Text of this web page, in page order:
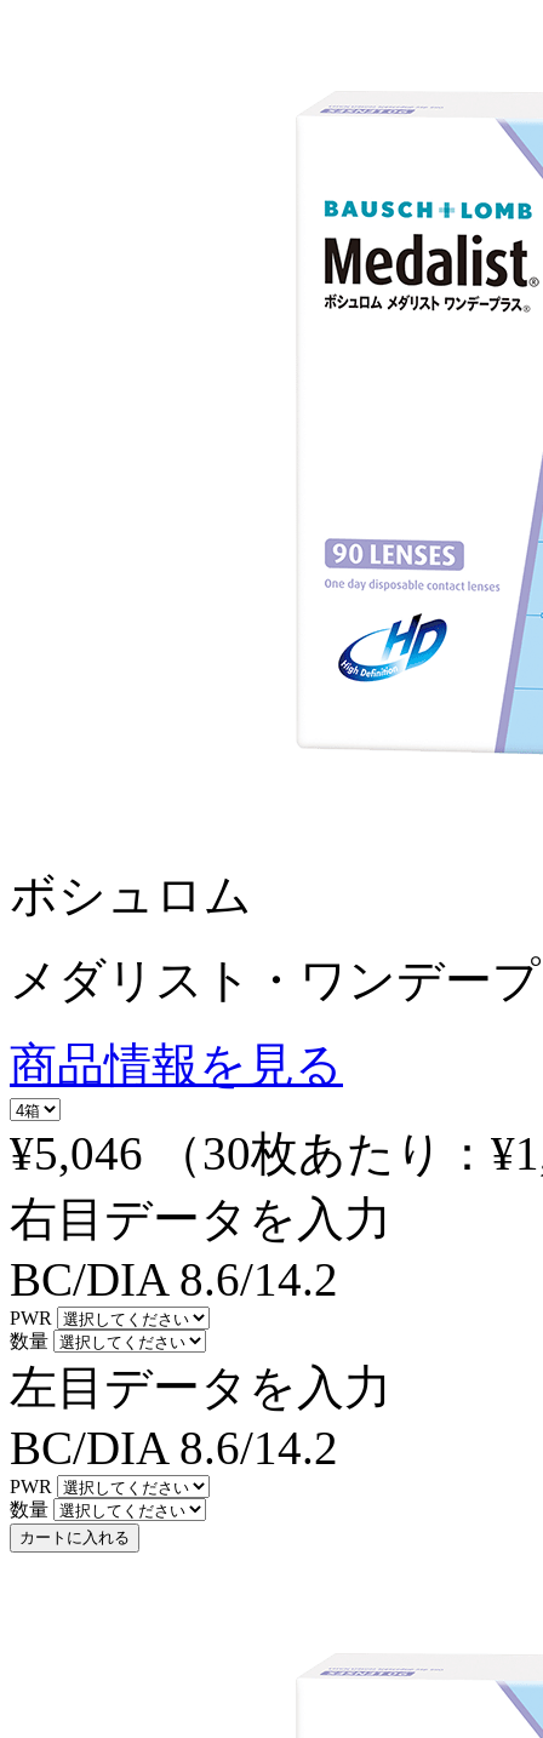
ボシュロム
メダリスト・ワンデー
商品情報を見る
¥5,046
（30枚あたり：
右目データを入力
BC/DIA 8.6/14.2
PWR
数量
左目データを入力
BC/DIA 8.6/14.2
PWR
数量
カートに入れる